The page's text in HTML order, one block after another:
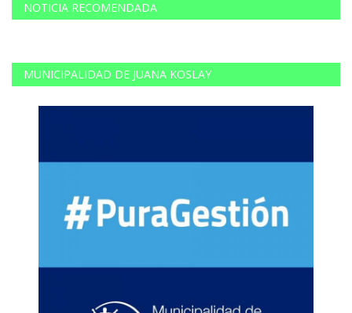
NOTICIA RECOMENDADA
MUNICIPALIDAD DE JUANA KOSLAY